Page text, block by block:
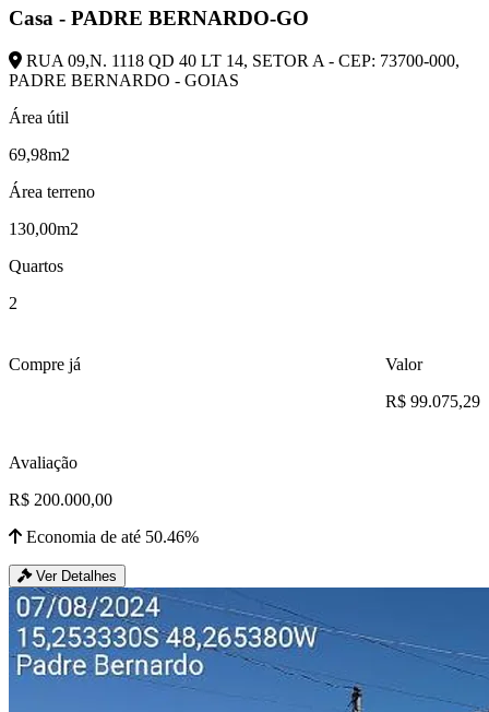
Casa - PADRE BERNARDO-GO
RUA 09,N. 1118 QD 40 LT 14, SETOR A - CEP: 73700-000,
PADRE BERNARDO - GOIAS
Área útil
69,98m2
Área terreno
130,00m2
Quartos
2
Compre já
Valor
R$ 99.075,29
Avaliação
R$ 200.000,00
Economia de até 50.46%
Ver Detalhes